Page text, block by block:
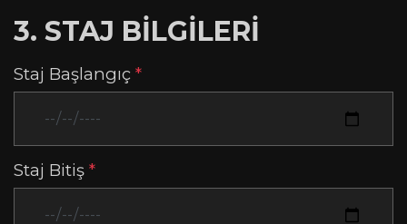
3. STAJ BİLGİLERİ
Staj Başlangıç *
Staj Bitiş *